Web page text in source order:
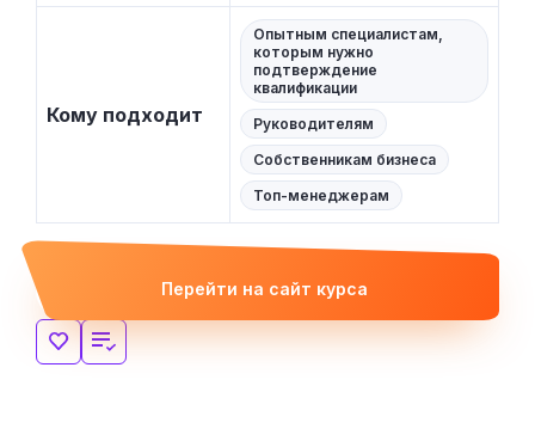
Кому подходит
Опытным специалистам,
которым нужно
подтверждение
квалификации
Руководителям
Собственникам бизнеса
Топ-менеджерам
Перейти на сайт курса